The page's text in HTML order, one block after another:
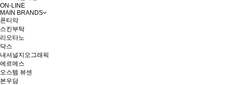
ON-LINE
MAIN BRANDS
폰티악
스킨부탁
리오타노
닥스
내셔널지오그래픽
에르메스
오스템 뷰센
본우담